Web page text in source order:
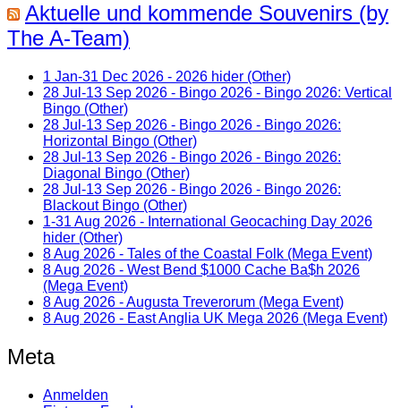
Aktuelle und kommende Souvenirs (by
The A-Team)
1 Jan-31 Dec 2026 - 2026 hider (Other)
28 Jul-13 Sep 2026 - Bingo 2026 - Bingo 2026: Vertical
Bingo (Other)
28 Jul-13 Sep 2026 - Bingo 2026 - Bingo 2026:
Horizontal Bingo (Other)
28 Jul-13 Sep 2026 - Bingo 2026 - Bingo 2026:
Diagonal Bingo (Other)
28 Jul-13 Sep 2026 - Bingo 2026 - Bingo 2026:
Blackout Bingo (Other)
1-31 Aug 2026 - International Geocaching Day 2026
hider (Other)
8 Aug 2026 - Tales of the Coastal Folk (Mega Event)
8 Aug 2026 - West Bend $1000 Cache Ba$h 2026
(Mega Event)
8 Aug 2026 - Augusta Treverorum (Mega Event)
8 Aug 2026 - East Anglia UK Mega 2026 (Mega Event)
Meta
Anmelden